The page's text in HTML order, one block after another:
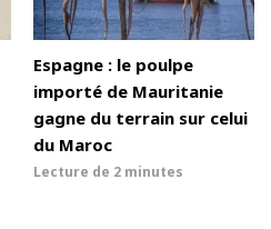
Espagne : le poulpe
importé de Mauritanie
gagne du terrain sur celui
du Maroc
Lecture de 2 minutes